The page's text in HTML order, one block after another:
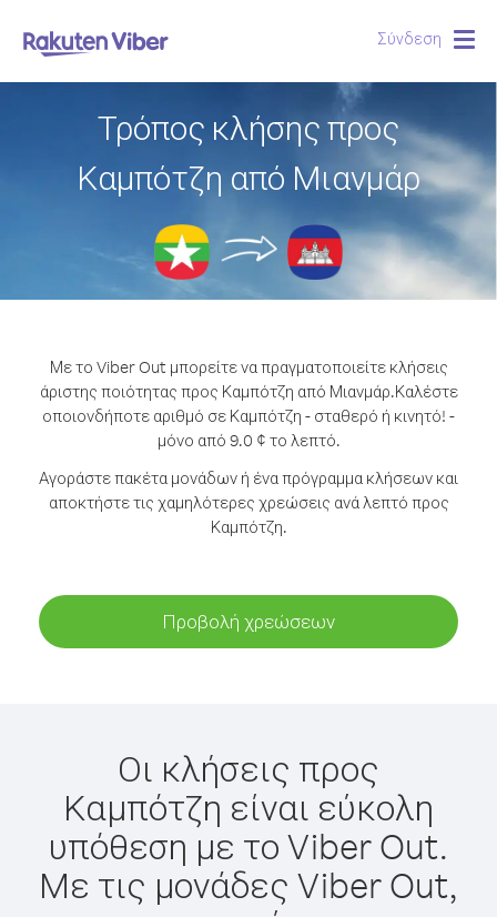
Σύνδεση
Τρόπος κλήσης προς
Καμπότζη από Μιανμάρ
Με το Viber Out μπορείτε να πραγματοποιείτε κλήσεις
άριστης ποιότητας προς Καμπότζη από Μιανμάρ.Καλέστε
οποιονδήποτε αριθμό σε Καμπότζη - σταθερό ή κινητό! -
μόνο από 9.0 ¢ το λεπτό.
Αγοράστε πακέτα μονάδων ή ένα πρόγραμμα κλήσεων και
αποκτήστε τις χαμηλότερες χρεώσεις ανά λεπτό προς
Καμπότζη.
Προβολή χρεώσεων
Οι κλήσεις προς
Καμπότζη είναι εύκολη
υπόθεση με το Viber Out.
Με τις μονάδες Viber Out,